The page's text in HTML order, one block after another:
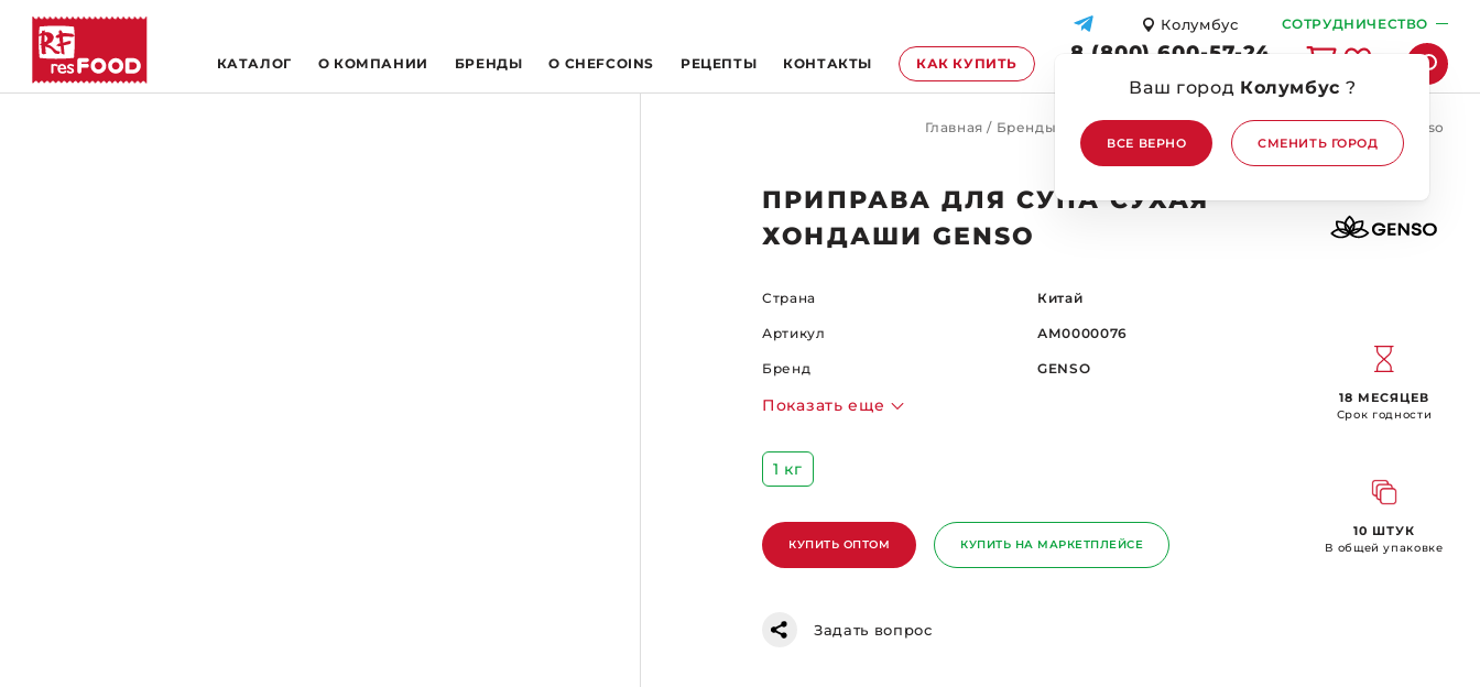
Колумбус
Ваш город Колумбус ?
ВСЕ ВЕРНО СМЕНИТЬ ГОРОД
СОТРУДНИЧЕСТВО
КАТАЛОГ О КОМПАНИИ БРЕНДЫ O CHEFCOINS РЕЦЕПТЫ КОНТАКТЫ КАК КУПИТЬ 8 (800) 600-57-24
Главная / Бренды GENSO Приправа для супа сухая Хондаши Genso
ПРИПРАВА ДЛЯ СУПА СУХАЯ
ХОНДАШИ GENSO
Страна Китай
Артикул АМ0000076
Бренд GENSO
Показать еще
1 кг
КУПИТЬ ОПТОМ КУПИТЬ НА МАРКЕТПЛЕЙСЕ
Задать вопрос
18 МЕСЯЦЕВ
Срок годности
10 ШТУК
В общей упаковке